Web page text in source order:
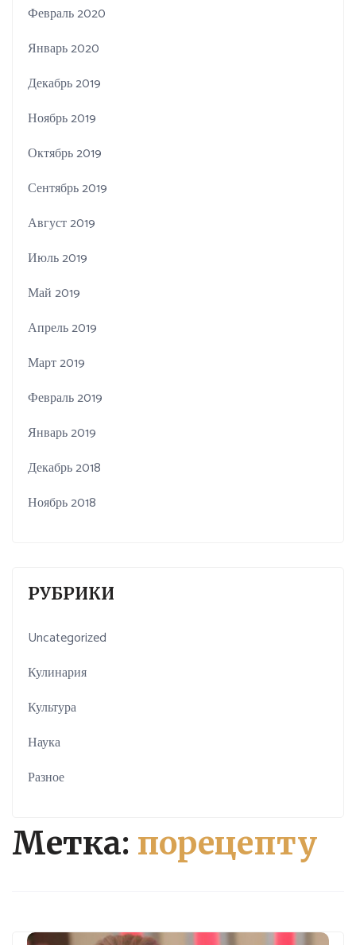
Метка: порецепту
Февраль 2020
Январь 2020
Декабрь 2019
Ноябрь 2019
Октябрь 2019
Сентябрь 2019
Август 2019
Июль 2019
Май 2019
Апрель 2019
Март 2019
Февраль 2019
Январь 2019
Декабрь 2018
Ноябрь 2018
РУБРИКИ
Uncategorized
Кулинария
Культура
Наука
Разное